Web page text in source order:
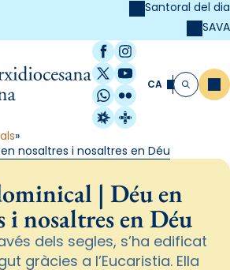
Santoral del dia
SAVA
Facebook
Instagram
X / Twitter
YouTube
WhatsApp
Flickr
Radio Estel
Catalunya
CA Cerca
nosaltres i nosaltres en Déu
| Déu en
i nosaltres en Déu
dels segles, s’ha edificat
gràcies a l’Eucaristia. Ella